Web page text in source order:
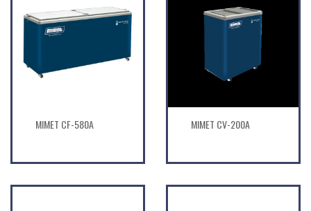
MIMET CF-580A MIMET CV-200A